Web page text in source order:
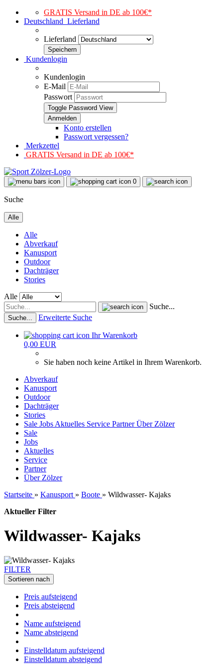
GRATIS Versand in DE ab 100€*
Deutschland Lieferland
Lieferland
Kundenlogin
Kundenlogin
E-Mail
Passwort
Toggle Password View
Konto erstellen
Passwort vergessen?
Merkzettel
GRATIS Versand in DE ab 100€*
0
Suche
Alle
Alle
Abverkauf
Kanusport
Outdoor
Dachträger
Stories
Alle
Suche...
Suche... Erweiterte Suche
Ihr Warenkorb
0,00 EUR
Sie haben noch keine Artikel in Ihrem Warenkorb.
Abverkauf
Kanusport
Outdoor
Dachträger
Stories
Sale Jobs Aktuelles Service PartnerÜber Zölzer
Sale
Jobs
Aktuelles
Service
Partner
Über Zölzer
Startseite » Kanusport » Boote » Wildwasser- Kajaks
Aktueller Filter
Wildwasser- Kajaks
FILTER
Sortieren nach
Preis aufsteigend
Preis absteigend
Name aufsteigend
Name absteigend
Einstelldatum aufsteigend
Einstelldatum absteigend